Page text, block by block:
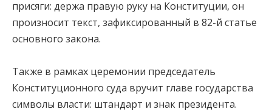
присяги: держа правую руку на Конституции, он
произносит текст, зафиксированный в 82-й статье
основного закона.
Также в рамках церемонии председатель
Конституционного суда вручит главе государства
символы власти: штандарт и знак президента.